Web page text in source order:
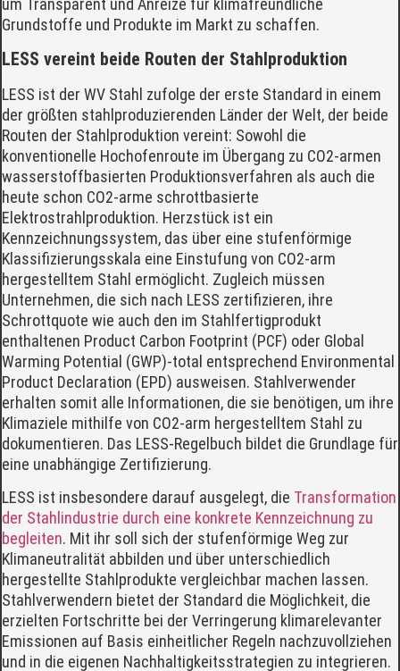
um Transparent und Anreize für klimafreundliche
Grundstoffe und Produkte im Markt zu schaffen.
LESS vereint beide Routen der Stahlproduktion
LESS ist der WV Stahl zufolge der erste Standard in einem
der größten stahlproduzierenden Länder der Welt, der beide
Routen der Stahlproduktion vereint: Sowohl die
konventionelle Hochofenroute im Übergang zu CO2-armen
wasserstoffbasierten Produktionsverfahren als auch die
heute schon CO2-arme schrottbasierte
Elektrostrahlproduktion. Herzstück ist ein
Kennzeichnungssystem, das über eine stufenförmige
Klassifizierungsskala eine Einstufung von CO2-arm
hergestelltem Stahl ermöglicht. Zugleich müssen
Unternehmen, die sich nach LESS zertifizieren, ihre
Schrottquote wie auch den im Stahlfertigprodukt
enthaltenen Product Carbon Footprint (PCF) oder Global
Warming Potential (GWP)-total entsprechend Environmental
Product Declaration (EPD) ausweisen. Stahlverwender
erhalten somit alle Informationen, die sie benötigen, um ihre
Klimaziele mithilfe von CO2-arm hergestelltem Stahl zu
dokumentieren. Das LESS-Regelbuch bildet die Grundlage für
eine unabhängige Zertifizierung.
LESS ist insbesondere darauf ausgelegt, die Transformation
der Stahlindustrie durch eine konkrete Kennzeichnung zu
begleiten. Mit ihr soll sich der stufenförmige Weg zur
Klimaneutralität abbilden und über unterschiedlich
hergestellte Stahlprodukte vergleichbar machen lassen.
Stahlverwendern bietet der Standard die Möglichkeit, die
erzielten Fortschritte bei der Verringerung klimarelevanter
Emissionen auf Basis einheitlicher Regeln nachzuvollziehen
und in die eigenen Nachhaltigkeitsstrategien zu integrieren.